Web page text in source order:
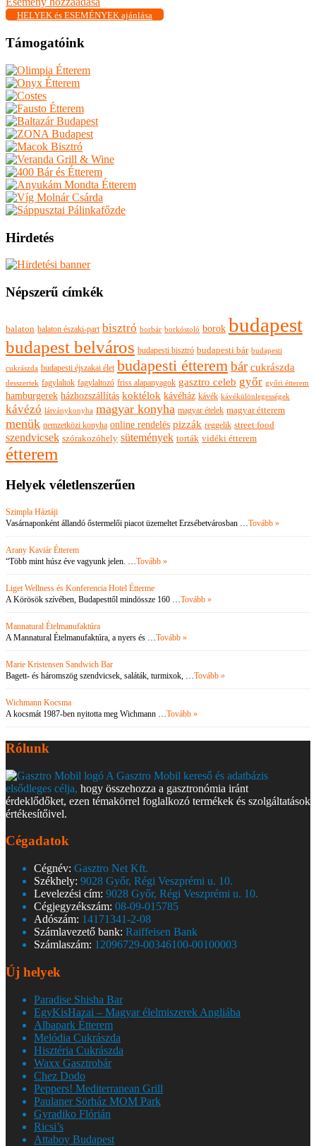
HELYEK és ESEMÉNYEK ajánlása
Támogatóink
Hirdetés
Népszerű címkék
balaton balaton északi-part bisztró borbár borkóstoló borok budapest
budapest belváros budapesti bisztró budapesti bár budapesti
cukrászda budapesti éjszakai élet budapesti étterembár cukrászda
desszertek fagylaltok fagylaltozó friss alapanyagok gasztro celeb győr győri étterem
hamburgerek házhozszállítás koktélok kávéház kávék kávékülönlegességek
kávézó látványkonyha magyar konyha magyar ételek magyar étterem
menük nemzetközi konyha online rendelés pizzák reggelik street food
szendvicsek szórakozóhely sütemények torták vidéki étterem
étterem
Helyek véletlenszerűen
Szimpla Háztáji
Vasárnaponként állandó őstermelői piacot üzemeltet Erzsébetvárosban …Tovább »
Arany Kaviár Étterem
“Több mint húsz éve vagyunk jelen. …Tovább »
Liget Wellness és Konferencia Hotel Étterme
A Körösök szívében, Budapesttől mindössze 160 …Tovább »
Mannatural Ételmanufaktúra
A Mannatural Ételmanufaktúra, a nyers és …Tovább »
Marie Kristensen Sandwich Bar
Bagett- és háromszög szendvicsek, saláták, turmixok, …Tovább »
Wichmann Kocsma
A kocsmát 1987-ben nyitotta meg Wichmann …Tovább »
Rólunk
A Gasztro Mobil kereső és adatbázis
elsődleges célja, hogy összehozza a gasztronómia iránt
érdeklődőket, ezen témakörrel foglalkozó termékek és szolgáltatások
értékesítőivel.
Cégadatok
Cégnév: Gasztro Net Kft.
Székhely: 9028 Győr, Régi Veszprémi u. 10.
Levelezési cím: 9028 Győr, Régi Veszprémi u. 10.
Cégjegyzékszám: 08-09-015785
Adószám: 14171341-2-08
Számlavezető bank: Raiffeisen Bank
Számlaszám: 12096729-00346100-00100003
Új helyek
Paradise Shisha Bar
EgyKisHazai – Magyar élelmiszerek Angliába
Albapark Étterem
Melódia Cukrászda
Hisztéria Cukrászda
Waxx Gasztrobár
Chez Dodo
Peppers! Mediterranean Grill
Paulaner Sörház MOM Park
Gyradiko Flórián
Ricsi’s
Attaboy Budapest